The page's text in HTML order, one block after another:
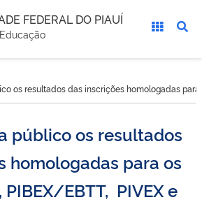
FEDERAL DO PIAUÍ
os resultados das inscrições homologadas
público os resultados
homologadas para os
PIBEX/EBTT, PIVEX e